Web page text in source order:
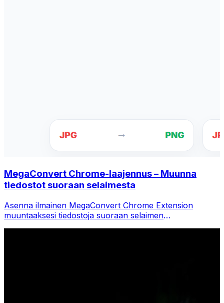
MegaConvert Chrome-laajennus – Muunna
tiedostot suoraan selaimesta
Asenna ilmainen MegaConvert Chrome Extension
muuntaaksesi tiedostoja suoraan selaimen